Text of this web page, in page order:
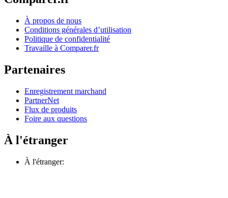
À propos de nous
Conditions générales d’utilisation
Politique de confidentialité
Travaille à Comparer.fr
Partenaires
Enregistrement marchand
PartnerNet
Flux de produits
Foire aux questions
À l'étranger
À l'étranger: